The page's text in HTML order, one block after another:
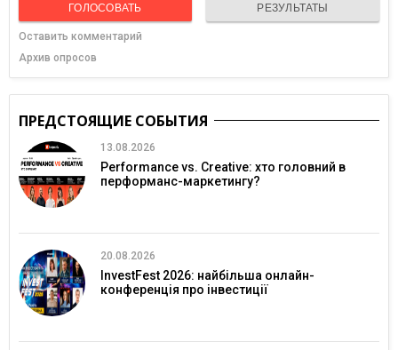
ГОЛОСОВАТЬ РЕЗУЛЬТАТЫ
Оставить комментарий
Архив опросов
ПРЕДСТОЯЩИЕ СОБЫТИЯ
13.08.2026
Performance vs. Creative: хто головний в
перформанс-маркетингу?
20.08.2026
InvestFest 2026: найбільша онлайн-
конференція про інвестиції